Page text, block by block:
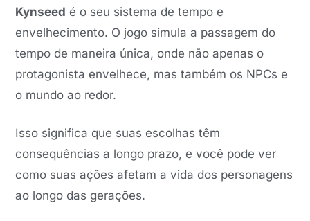
Kynseed é o seu sistema de tempo e
envelhecimento. O jogo simula a passagem do
tempo de maneira única, onde não apenas o
protagonista envelhece, mas também os NPCs e
o mundo ao redor.
Isso significa que suas escolhas têm
consequências a longo prazo, e você pode ver
como suas ações afetam a vida dos personagens
ao longo das gerações.